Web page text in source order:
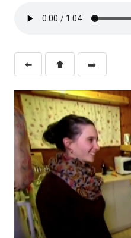
⬅️ ⬆️ ➡️